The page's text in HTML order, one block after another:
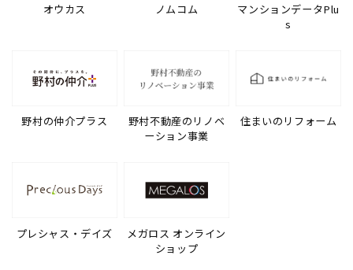
オウカス ノムコム
マンションデータPlu
s
野村の仲介プラス
野村不動産のリノベ
ーション事業
住まいのリフォーム
プレシャス・デイズ
メガロス オンライン
ショップ